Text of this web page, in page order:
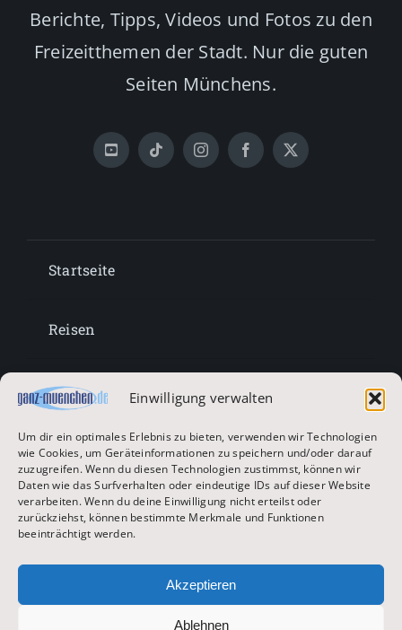
Einwilligung verwalten
Um dir ein optimales Erlebnis zu bieten, verwenden wir Technologien
wie Cookies, um Geräteinformationen zu speichern und/oder darauf
zuzugreifen. Wenn du diesen Technologien zustimmst, können wir
Daten wie das Surfverhalten oder eindeutige IDs auf dieser Website
verarbeiten. Wenn du deine Einwilligung nicht erteilst oder
zurückziehst, können bestimmte Merkmale und Funktionen
beeinträchtigt werden.
Akzeptieren
Ablehnen
Berichte, Tipps, Videos und Fotos zu den
Freizeitthemen der Stadt. Nur die guten
Seiten Münchens.
Startseite
Reisen
Lifestyle
Entertainment
Oktoberfest & Volksfeste
Zur Hauptseite